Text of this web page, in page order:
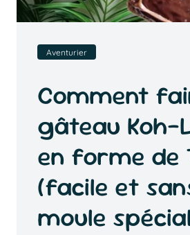
Aventurier
Comment
gâteau Koh-
en forme de
(facile et
moule